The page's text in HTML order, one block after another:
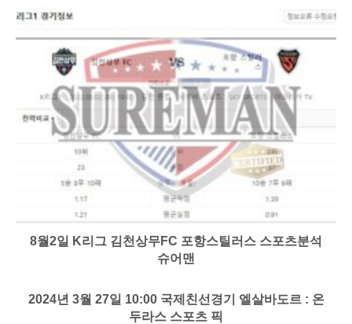
8월2일 K리그 김천상무FC 포항스틸러스 스포츠분석
슈어맨
2024년 3월 27일 10:00 국제친선경기 엘살바도르 : 온
두라스 스포츠 픽